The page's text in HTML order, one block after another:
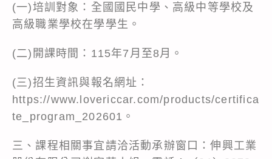
(一)培訓對象：全國國民中學、高級中等學校及
高級職業學校在學學生。
(二)開課時間：115年7月至8月。
(三)招生資訊與報名網址：
https://www.lovericcar.com/products/certifica
te_program_202601。
三、課程相關事宜請洽活動承辦窗口：伸興工業